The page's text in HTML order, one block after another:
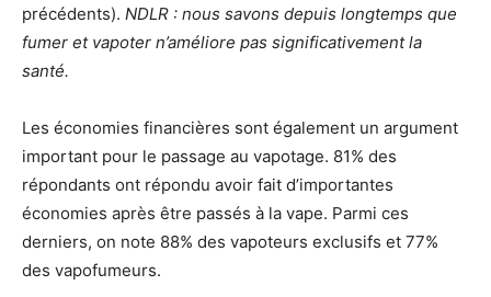
précédents). NDLR : nous savons depuis longtemps que
fumer et vapoter n’améliore pas significativement la
santé.
Les économies financières sont également un argument
important pour le passage au vapotage. 81% des
répondants ont répondu avoir fait d’importantes
économies après être passés à la vape. Parmi ces
derniers, on note 88% des vapoteurs exclusifs et 77%
des vapofumeurs.